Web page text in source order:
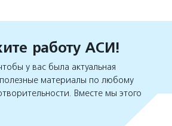
работу АСИ!
у вас была актуальная
материалы по любому
Вместе мы этого